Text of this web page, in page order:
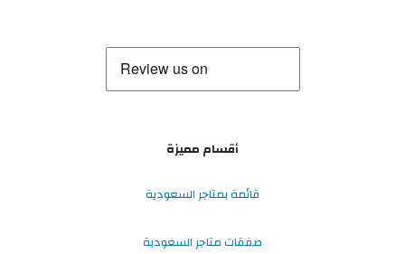
أقسام مميزة
قائمة بمتاجر السعودية
صفقات متاجر السعودية